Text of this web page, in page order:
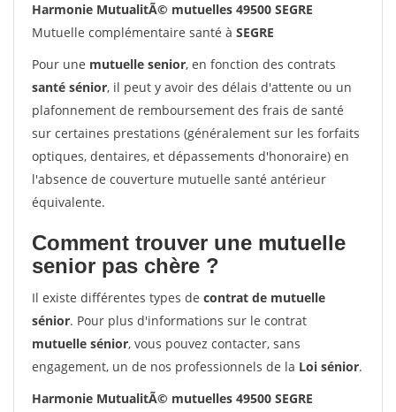
Harmonie MutualitÃ© mutuelles 49500 SEGRE
Mutuelle complémentaire santé à SEGRE
Pour une mutuelle senior, en fonction des contrats
santé sénior, il peut y avoir des délais d'attente ou un
plafonnement de remboursement des frais de santé
sur certaines prestations (généralement sur les forfaits
optiques, dentaires, et dépassements d'honoraire) en
l'absence de couverture mutuelle santé antérieur
équivalente.
Comment trouver une mutuelle
senior pas chère ?
Il existe différentes types de contrat de mutuelle
sénior. Pour plus d'informations sur le contrat
mutuelle sénior, vous pouvez contacter, sans
engagement, un de nos professionnels de la Loi sénior.
Harmonie MutualitÃ© mutuelles 49500 SEGRE